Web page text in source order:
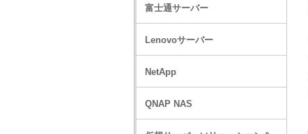
富士通サーバー
Lenovoサーバー
NetApp
QNAP NAS